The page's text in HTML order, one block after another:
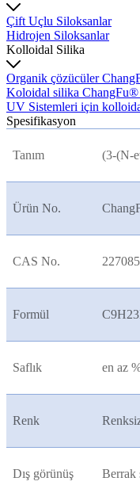
Çift Uçlu Siloksanlar
Hidrojen Siloksanlar
Kolloidal Silika
Organik çözücüler
Koloidal silika ChangFu®
UV Sistemleri için
Spesifikasyon
Tanım (3-(N-
Ürün No.
CAS No.
Formül
Saflık en az
Renk
Dış görünüş Berrak